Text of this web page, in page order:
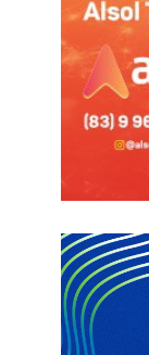
fora do domicílio.
A aquisição do
destinados pelo
Riacho dos